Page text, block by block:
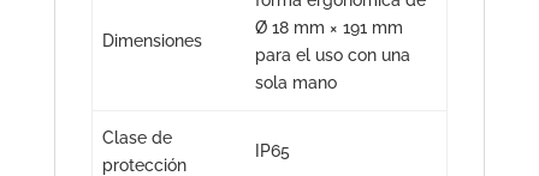
Dimensiones
Ø 18 mm × 191 mm
para el uso con una
sola mano
Clase de
protección
IP65